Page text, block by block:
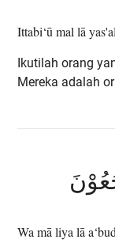
Ittabi‘ū mal lā
Ikutilah orang
Mereka adalah
Wa mā liya lā